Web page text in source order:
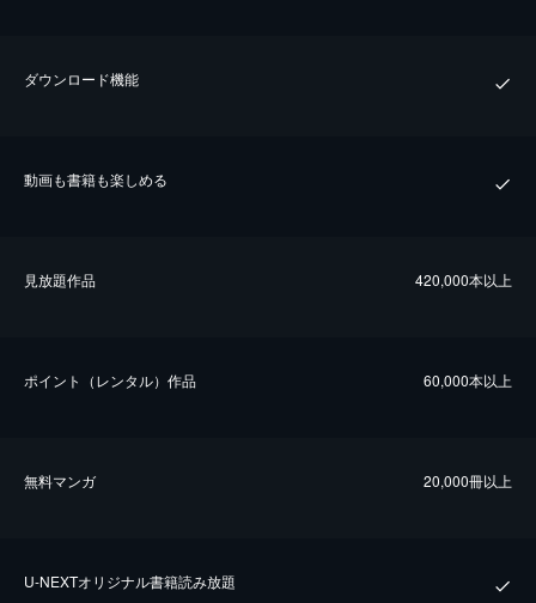
ダウンロード機能
動画も書籍も楽しめる
⾒放題作品 420,000本以上
ポイント（レンタル）作品 60,000本以上
無料マンガ 20,000冊以上
U-NEXTオリジナル書籍読み放題